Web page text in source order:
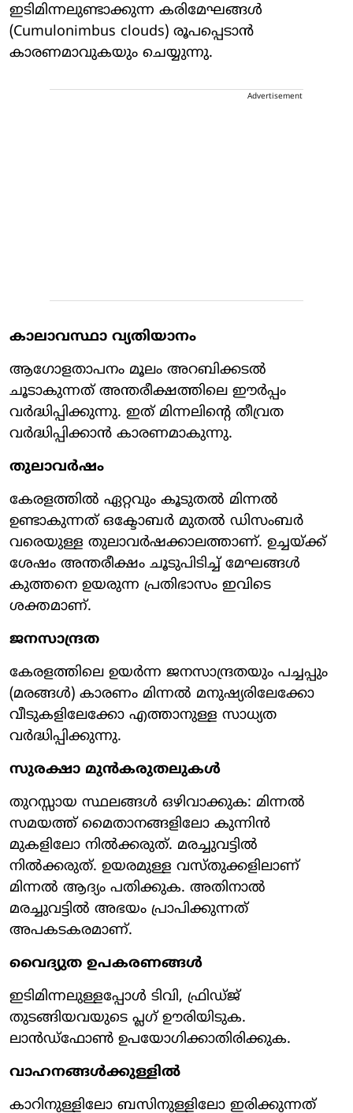
ഇടിമിന്നലുണ്ടാക്കുന്ന കരിമേഘങ്ങള്‍
(Cumulonimbus clouds) രൂപപ്പെടാന്‍
കാരണമാവുകയും ചെയ്യുന്നു.
Advertisement
കാലാവസ്ഥാ വ്യതിയാനം
ആഗോളതാപനം മൂലം അറബിക്കടല്‍
ചൂടാകുന്നത് അന്തരീക്ഷത്തിലെ ഈര്‍പ്പം
വര്‍ദ്ധിപ്പിക്കുന്നു. ഇത് മിന്നലിന്റെ തീവ്രത
വര്‍ദ്ധിപ്പിക്കാന്‍ കാരണമാകുന്നു.
തുലാവര്‍ഷം
കേരളത്തില്‍ ഏറ്റവും കൂടുതല്‍ മിന്നല്‍
ഉണ്ടാകുന്നത് ഒക്ടോബര്‍ മുതല്‍ ഡിസംബര്‍
വരെയുള്ള തുലാവര്‍ഷക്കാലത്താണ്. ഉച്ചയ്ക്ക്
ശേഷം അന്തരീക്ഷം ചൂടുപിടിച്ച് മേഘങ്ങള്‍
കുത്തനെ ഉയരുന്ന പ്രതിഭാസം ഇവിടെ
ശക്തമാണ്.
ജനസാന്ദ്രത
കേരളത്തിലെ ഉയര്‍ന്ന ജനസാന്ദ്രതയും പച്ചപ്പും
(മരങ്ങള്‍) കാരണം മിന്നല്‍ മനുഷ്യരിലേക്കോ
വീടുകളിലേക്കോ എത്താനുള്ള സാധ്യത
വര്‍ദ്ധിപ്പിക്കുന്നു.
സുരക്ഷാ മുന്‍കരുതലുകള്‍
തുറസ്സായ സ്ഥലങ്ങള്‍ ഒഴിവാക്കുക: മിന്നല്‍
സമയത്ത് മൈതാനങ്ങളിലോ കുന്നിന്‍
മുകളിലോ നില്‍ക്കരുത്. മരച്ചുവട്ടില്‍
നില്‍ക്കരുത്. ഉയരമുള്ള വസ്തുക്കളിലാണ്
മിന്നല്‍ ആദ്യം പതിക്കുക. അതിനാല്‍
മരച്ചുവട്ടില്‍ അഭയം പ്രാപിക്കുന്നത്
അപകടകരമാണ്.
വൈദ്യുത ഉപകരണങ്ങള്‍
ഇടിമിന്നലുള്ളപ്പോള്‍ ടിവി, ഫ്രിഡ്ജ്
തുടങ്ങിയവയുടെ പ്ലഗ് ഊരിയിടുക.
ലാന്‍ഡ്ഫോണ്‍ ഉപയോഗിക്കാതിരിക്കുക.
വാഹനങ്ങള്‍ക്കുള്ളില്‍
കാറിനുള്ളിലോ ബസിനുള്ളിലോ ഇരിക്കുന്നത്